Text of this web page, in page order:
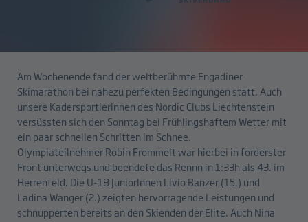
Am Wochenende fand der weltberühmte Engadiner
Skimarathon bei nahezu perfekten Bedingungen statt. Auch
unsere KadersportlerInnen des Nordic Clubs Liechtenstein
versüssten sich den Sonntag bei Frühlingshaftem Wetter mit
ein paar schnellen Schritten im Schnee.
Olympiateilnehmer Robin Frommelt war hierbei in forderster
Front unterwegs und beendete das Rennn in 1:33h als 43. im
Herrenfeld. Die U-18 JuniorInnen Livio Banzer (15.) und
Ladina Wanger (2.) zeigten hervorragende Leistungen und
schnupperten bereits an den Skienden der Elite. Auch Nina